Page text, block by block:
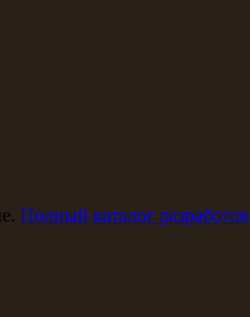
Полный каталог разработок